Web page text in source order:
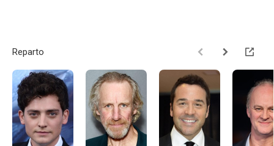
Reparto